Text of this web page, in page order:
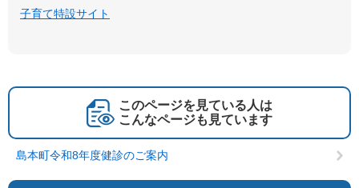
子育て特設サイト
このページを見ている人は
こんなページも見ています
島本町令和8年度健診のご案内